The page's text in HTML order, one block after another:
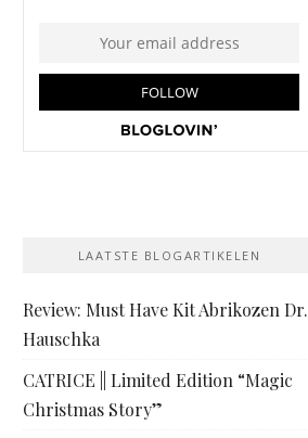
LAATSTE BLOGARTIKELEN
Review: Must Have Kit Abrikozen Dr.
Hauschka
CATRICE || Limited Edition “Magic
Christmas Story”